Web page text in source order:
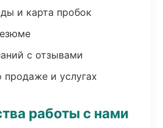
и карта пробок
с отзывами
продаже и услугах
работы с нами